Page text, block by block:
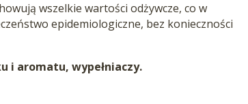
wszelkie wartości odżywcze, co w
epidemiologiczne, bez konieczności
i aromatu, wypełniaczy.